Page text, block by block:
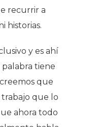
recurrir a
historias.
y es ahí
palabra tiene
que
que lo
ahora todo